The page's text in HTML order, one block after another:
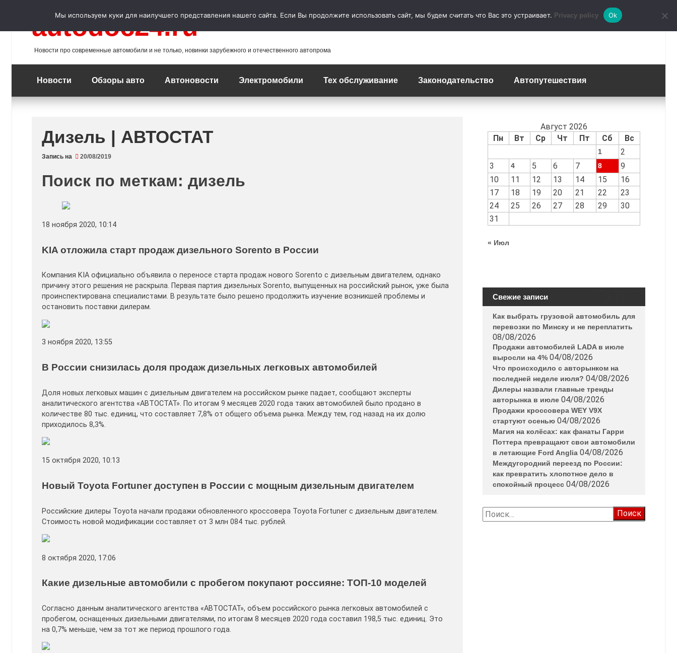
autodoc24.ru
Новости про современные автомобили и не только, новинки зарубежного и отечественного автопрома
Новости Обзоры авто Автоновости Электромобили Тех обслуживание Законодательство Автопутешествия
Дизель | АВТОСТАТ
Запись на 20/08/2019
Поиск по меткам: дизель
18 ноября 2020, 10:14
KIA отложила старт продаж дизельного Sorento в России
Компания KIA официально объявила о переносе старта продаж нового Sorento с дизельным двигателем, однако
причину этого решения не раскрыла. Первая партия дизельных Sorento, выпущенных на российский рынок, уже была
проинспектирована специалистами. В результате было решено продолжить изучение возникшей проблемы и
остановить поставки дилерам.
3 ноября 2020, 13:55
В России снизилась доля продаж дизельных легковых автомобилей
Доля новых легковых машин с дизельным двигателем на российском рынке падает, сообщают эксперты
аналитического агентства «АВТОСТАТ». По итогам 9 месяцев 2020 года таких автомобилей было продано в
количестве 80 тыс. единиц, что составляет 7,8% от общего объема рынка. Между тем, год назад на их долю
приходилось 8,3%.
15 октября 2020, 10:13
Новый Toyota Fortuner доступен в России с мощным дизельным двигателем
Российские дилеры Toyota начали продажи обновленного кроссовера Toyota Fortuner с дизельным двигателем.
Стоимость новой модификации составляет от 3 млн 084 тыс. рублей.
8 октября 2020, 17:06
Какие дизельные автомобили с пробегом покупают россияне: ТОП-10 моделей
Согласно данным аналитического агентства «АВТОСТАТ», объем российского рынка легковых автомобилей с
пробегом, оснащенных дизельными двигателями, по итогам 8 месяцев 2020 года составил 198,5 тыс. единиц. Это
на 0,7% меньше, чем за тот же период прошлого года.
Август 2026
Пн
Вт Ср Чт Пт Сб Вс
1
2
3
4 5 6 7 8
9
10
11 12 13 14 15
16
17
18 19 20 21 22
23
24
25 26 27 28 29
30
31
« Июл
Свежие записи
Как выбрать грузовой автомобиль для
перевозки по Минску и не переплатить
08/08/2026
Продажи автомобилей LADA в июле
выросли на 4% 04/08/2026
Что происходило с авторынком на
последней неделе июля? 04/08/2026
Дилеры назвали главные тренды
авторынка в июле 04/08/2026
Продажи кроссовера WEY V9X
стартуют осенью 04/08/2026
Магия на колёсах: как фанаты Гарри
Поттера превращают свои автомобили
в летающие Ford Anglia 04/08/2026
Междугородний переезд по России:
как превратить хлопотное дело в
спокойный процесс 04/08/2026
Найти:
Мы используем куки для наилучшего представления нашего сайта. Если Вы продолжите использовать сайт, мы будем считать что Вас это устраивает. Privacy policy Ok